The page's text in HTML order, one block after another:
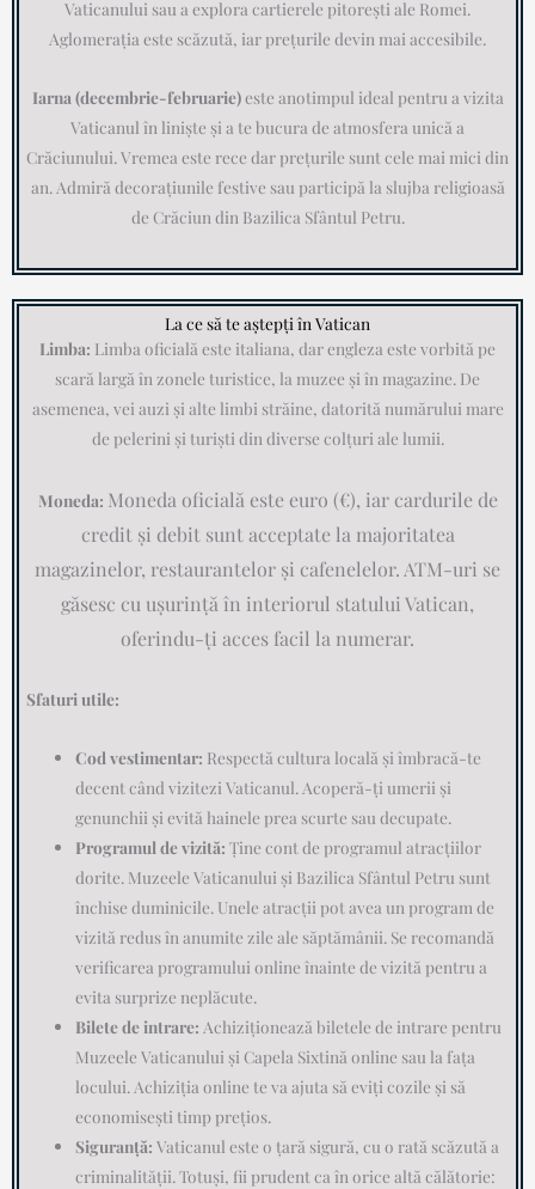
Vaticanului sau a explora cartierele pitorești ale Romei.
Aglomerația este scăzută, iar prețurile devin mai accesibile.
Iarna (decembrie-februarie)este anotimpul ideal pentru a vizita
Vaticanul în liniște și a te bucura de atmosfera unică a
Crăciunului. Vremea este rece dar prețurile sunt cele mai mici din
an. Admiră decorațiunile festive sau participă la slujba religioasă
de Crăciun din Bazilica Sfântul Petru.
La ce să te aștepți în Vatican
Limba: Limba oficială este italiana, dar engleza este vorbită pe
scară largă în zonele turistice, la muzee și în magazine. De
asemenea, vei auzi și alte limbi străine, datorită numărului mare
de pelerini și turiști din diverse colțuri ale lumii.
Moneda: Moneda oficială este euro (€), iar cardurile de
credit și debit sunt acceptate la majoritatea
magazinelor, restaurantelor și cafenelelor. ATM-uri se
găsesc cu ușurință în interiorul statului Vatican,
oferindu-ți acces facil la numerar.
Sfaturi utile:
Cod vestimentar: Respectă cultura locală și îmbracă-te
decent când vizitezi Vaticanul. Acoperă-ți umerii și
genunchii și evită hainele prea scurte sau decupate.
Programul de vizită: Ține cont de programul atracțiilor
dorite. Muzeele Vaticanului și Bazilica Sfântul Petru sunt
închise duminicile. Unele atracții pot avea un program de
vizită redus în anumite zile ale săptămânii. Se recomandă
verificarea programului online înainte de vizită pentru a
evita surprize neplăcute.
Bilete de intrare: Achiziționează biletele de intrare pentru
Muzeele Vaticanului și Capela Sixtină online sau la fața
locului. Achiziția online te va ajuta să eviți cozile și să
economisești timp prețios.
Siguranță: Vaticanul este o țară sigură, cu o rată scăzută a
criminalității. Totuși, fii prudent ca în orice altă călătorie: